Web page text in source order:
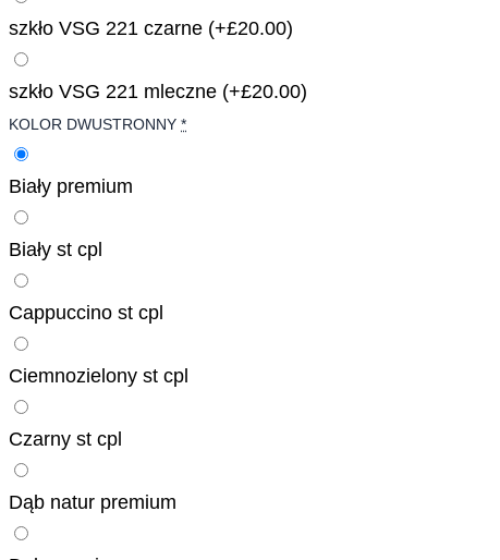
szkło VSG 221 czarne (+£20.00)
szkło VSG 221 mleczne (+£20.00)
KOLOR DWUSTRONNY *
Biały premium
Biały st cpl
Cappuccino st cpl
Ciemnozielony st cpl
Czarny st cpl
Dąb natur premium